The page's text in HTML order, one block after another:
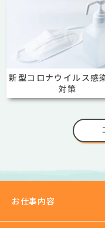
新型コロナウイルス感
対策
お仕事内容